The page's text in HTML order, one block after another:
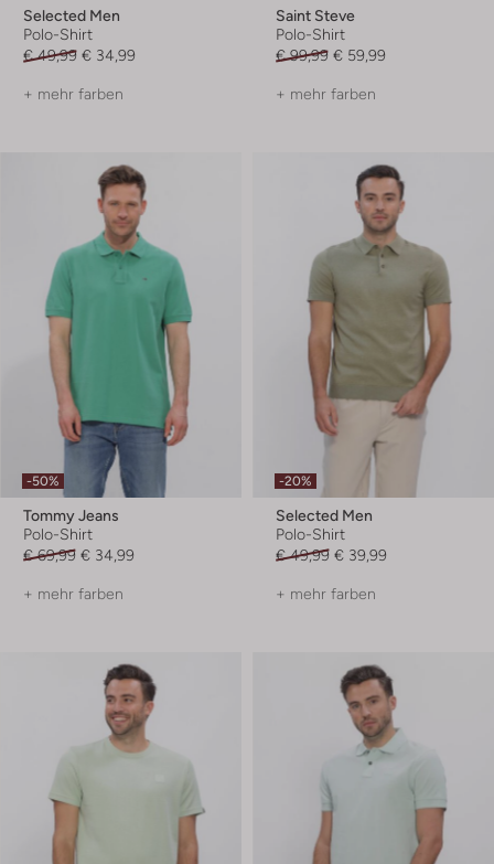
Selected Men
Polo-Shirt
€ 49,99 € 34,99
+ mehr farben
Saint Steve
Polo-Shirt
€ 99,99 € 59,99
+ mehr farben
-50%
Tommy Jeans
Polo-Shirt
€ 69,99 € 34,99
+ mehr farben
-20%
Selected Men
Polo-Shirt
€ 49,99 € 39,99
+ mehr farben